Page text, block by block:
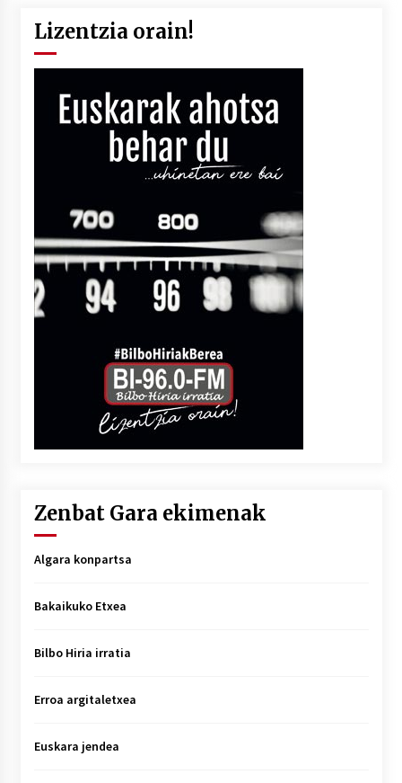
Lizentzia orain!
Zenbat Gara ekimenak
Algara konpartsa
Bakaikuko Etxea
Bilbo Hiria irratia
Erroa argitaletxea
Euskara jendea